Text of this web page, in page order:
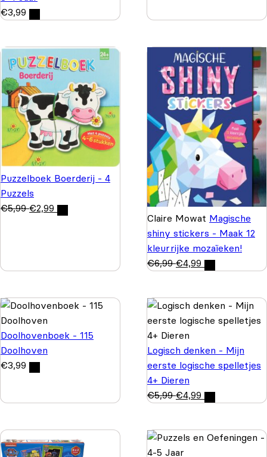
€3,99
Puzzelboek Boerderij - 4
Puzzels
€5,99 €2,99
Claire Mowat Magische
shiny stickers - Maak 12
kleurrijke mozaïeken!
€6,99 €4,99
Doolhovenboek - 115
Doolhoven
€3,99
Logisch denken - Mijn
eerste logische spelletjes
4+ Dieren
€5,99 €4,99